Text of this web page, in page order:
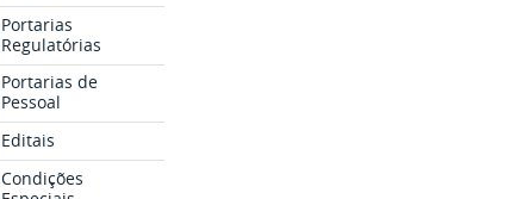
Portarias
Regulatórias
Portarias de
Pessoal
Editais
Condições